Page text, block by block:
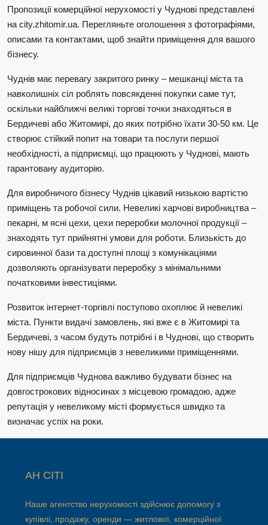
Пропозиції комерційної нерухомості у Чуднові представлені
на city.zhitomir.ua. Перегляньте оголошення з фотографіями,
описами та контактами, щоб знайти приміщення для вашого
бізнесу.
Чуднів має перевагу закритого ринку – мешканці міста та
навколишніх сіл роблять повсякденні покупки саме тут,
оскільки найближчі великі торгові точки знаходяться в
Бердичеві або Житомирі, до яких потрібно їхати 30-50 км. Це
створює стійкий попит на товари та послуги першої
необхідності, а підприємці, що працюють у Чуднові, мають
гарантовану аудиторію.
Для виробничого бізнесу Чуднів цікавий низькою вартістю
приміщень та робочої сили. Невеликі харчові виробництва –
пекарні, м ясні цехи, цехи переробки молочної продукції –
знаходять тут прийнятні умови для роботи. Близькість до
сировинної бази та доступні площі з комунікаціями
дозволяють організувати переробку з мінімальними
початковими інвестиціями.
Розвиток інтернет-торгівлі поступово охоплює й невеликі
міста. Пункти видачі замовлень, які вже є в Житомирі та
Бердичеві, з часом будуть потрібні і в Чуднові, що створить
нову нішу для підприємців з невеликими приміщеннями.
Для підприємців Чуднова важливо будувати бізнес на
довгострокових відносинах з місцевою громадою, адже
репутація у невеликому місті формується швидко та
визначає успіх на роки.
АН СІТІ
Наше агентство нерухомості здійснює допомогу з
купівлі, продажу, оренди — житлової, комерційної